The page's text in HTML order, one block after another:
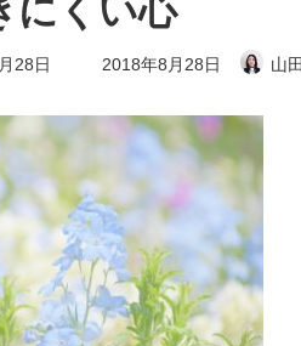
にくい心
28日
最
終
新
日
時
2018年8月28日 山